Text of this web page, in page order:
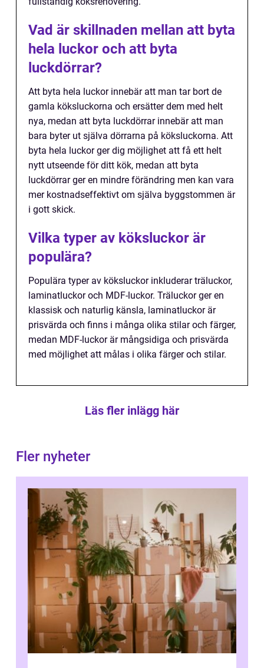
Vad är skillnaden mellan att byta
hela luckor och att byta
luckdörrar?
Att byta hela luckor innebär att man tar bort de
gamla köksluckorna och ersätter dem med helt
nya, medan att byta luckdörrar innebär att man
bara byter ut själva dörrarna på köksluckorna. Att
byta hela luckor ger dig möjlighet att få ett helt
nytt utseende för ditt kök, medan att byta
luckdörrar ger en mindre förändring men kan vara
mer kostnadseffektivt om själva byggstommen är
i gott skick.
Vilka typer av köksluckor är
populära?
Populära typer av köksluckor inkluderar träluckor,
laminatluckor och MDF-luckor. Träluckor ger en
klassisk och naturlig känsla, laminatluckor är
prisvärda och finns i många olika stilar och färger,
medan MDF-luckor är mångsidiga och prisvärda
med möjlighet att målas i olika färger och stilar.
Läs fler inlägg här
Fler nyheter